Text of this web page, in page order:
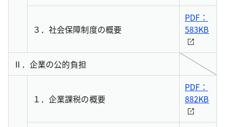
３．社会保障制度の概要
PDF：
583KB
Ⅱ．企業の公的負担
１．企業課税の概要
PDF：
882KB